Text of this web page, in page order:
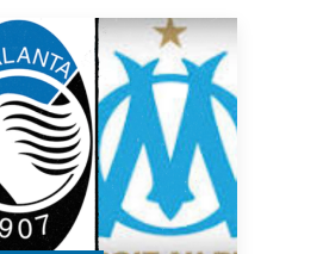
Asllani
dell’Inter
a
centrocampo